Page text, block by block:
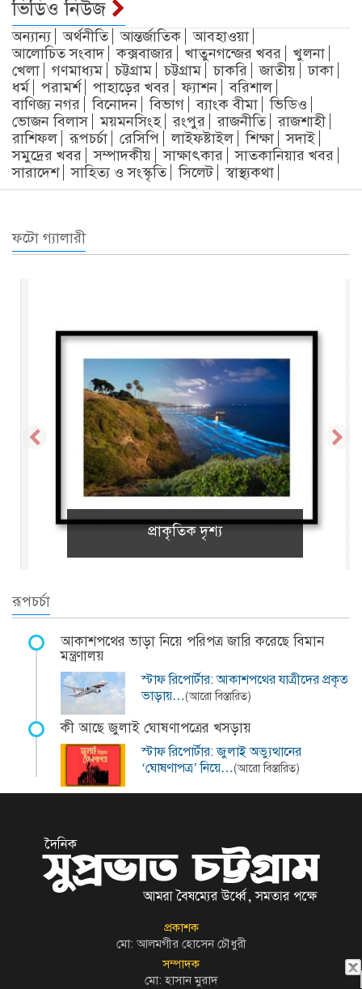
ভিডিও নিউজ
অন্যান্য অর্থনীতি আন্তর্জাতিক
আবহাওয়া
আলোচিত সংবাদ
কক্সবাজার খাতুনগন্জের খবর
খুলনা
খেলা
গণমাধ্যম চট্টগ্রাম চট্টগ্রাম চাকরি জাতীয়
ঢাকা
ধর্ম
পরামর্শ পাহাড়ের খবর ফ্যাশন
বরিশাল
বাণিজ্য নগর
বিনোদন বিভাগ ব্যাংক বীমা
ভিডিও
ভোজন বিলাস
ময়মনসিংহ রংপুর রাজনীতি
রাজশাহী
রাশিফল
রূপচর্চা রেসিপি লাইফষ্টাইল শিক্ষা
সদাই
সমুদ্রের খবর
সম্পাদকীয় সাক্ষাৎকার
সাতকানিয়ার খবর
সারাদেশ
সাহিত্য ও সংস্কৃতি সিলেট স্বাস্থ্যকথা
ফটো গ্যালারী
প্রাকৃতিক দৃশ্য
রূপচর্চা
আকাশপথের ভাড়া নিয়ে পরিপত্র জারি করেছে বিমান
মন্ত্রণালয়
স্টাফ রিপোর্টার: আকাশপথের যাত্রীদের প্রকৃত
ভাড়ায়…(আরো বিস্তারিত)
কী আছে জুলাই ঘোষণাপত্রের খসড়ায়
স্টাফ রিপোর্টার: জুলাই অভ্যুত্থানের
‘ঘোষণাপত্র’ নিয়ে…(আরো বিস্তারিত)
প্রকাশক
মো: আলমগীর হোসেন চৌধুরী
সম্পাদক
মো: হাসান মুরাদ